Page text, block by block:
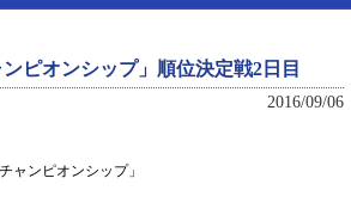
ピオンシップ」順位決定戦2日目
2016/09/06
ャンピオンシップ」